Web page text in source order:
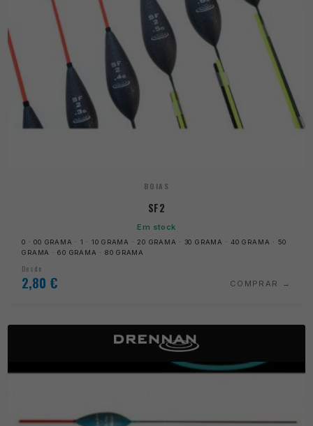
BOIAS
SF2
Em stock
0 · 00 GRAMA · 1 · 10 GRAMA · 20 GRAMA · 30 GRAMA · 40 GRAMA · 50
GRAMA · 60 GRAMA · 80 GRAMA
Desde
2,80 € COMPRAR